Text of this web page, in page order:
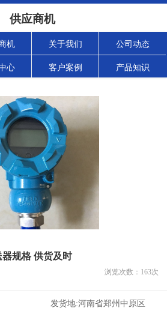
供应商机
机 关于我们 公司动态
心 客户案例 产品知识
规格 供货及时
浏览次数： 163次
发货地:河南省郑州中原区